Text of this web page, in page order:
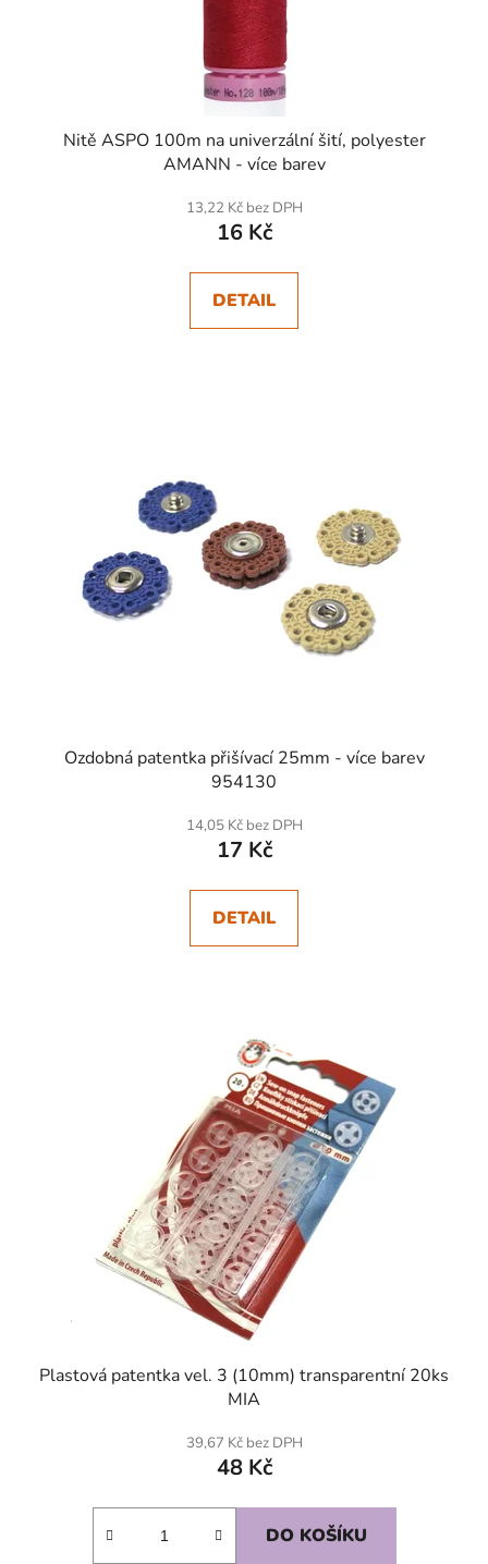
Nitě ASPO 100m na univerzální šití, polyester
AMANN - více barev
13,22 Kč bez DPH
16 Kč
DETAIL
Ozdobná patentka přišívací 25mm - více barev
954130
14,05 Kč bez DPH
17 Kč
DETAIL
Plastová patentka vel. 3 (10mm) transparentní 20ks
MIA
39,67 Kč bez DPH
48 Kč
DO KOŠÍKU